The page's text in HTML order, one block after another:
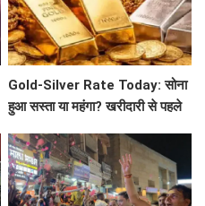
Gold-Silver Rate Today: सोना
हुआ सस्ता या महंगा? खरीदारी से पहले